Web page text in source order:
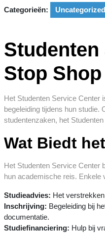
Categorieën: Uncategorized
Studenten
Stop
Het Studenten Service Center
begeleiding tijdens hun studie.
studentenzaken, het
Wat Biedt
Het Studenten Service Center
hun academische reis. Enkele
Studieadvies: Het
Inschrijving: Begeleiding bij
documentatie.
Studiefinanciering: Hulp bij